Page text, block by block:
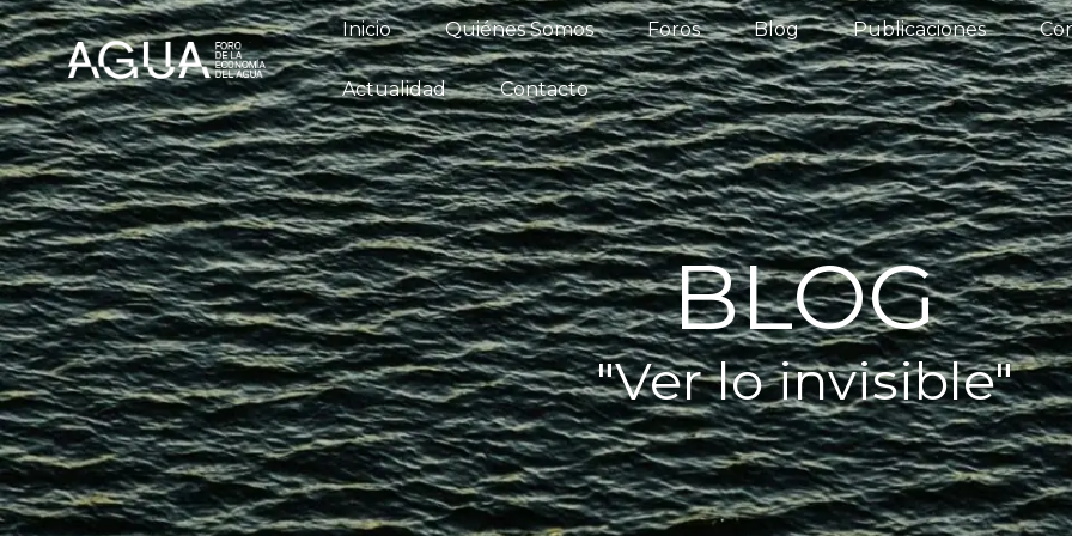
Inicio Quiénes Somos Foros Blog Publicaciones
Actualidad Contacto
BLOG
"Ver lo invisible"
Inicio Quiénes Somos Foros Blog
Publicaciones
Conversatorios del Agua
Actualidad Contacto